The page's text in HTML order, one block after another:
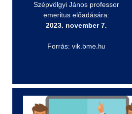
Szépvölgyi János professor
emeritus előadására:
2023. november 7.
Forrás: vik.bme.hu